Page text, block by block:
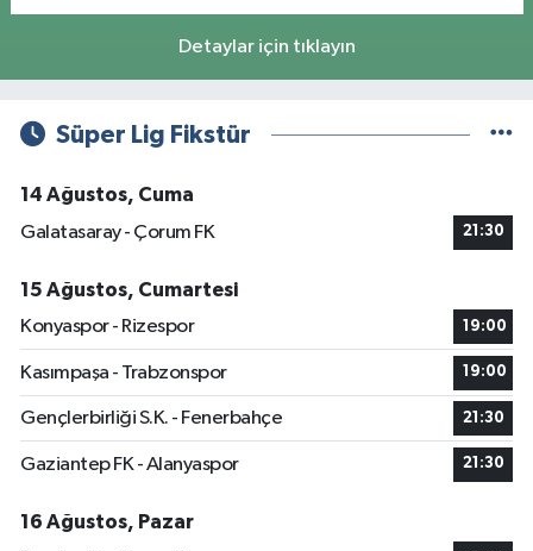
Detaylar için tıklayın
Süper Lig Fikstür
14 Ağustos, Cuma
Galatasaray - Çorum FK
21:30
15 Ağustos, Cumartesi
Konyaspor - Rizespor
19:00
Kasımpaşa - Trabzonspor 19:00
Gençlerbirliği S.K. - Fenerbahçe 21:30
Gaziantep FK - Alanyaspor 21:30
16 Ağustos, Pazar